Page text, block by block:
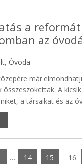
a
az
, Óvoda
már
összeszokottak. A
a társaikat és az
… 14 15 16